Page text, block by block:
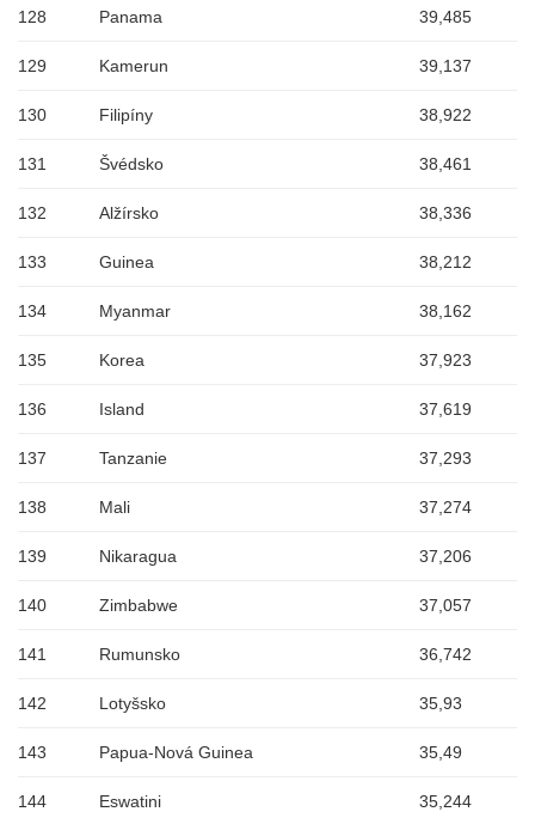
128 Panama 39,485
129 Kamerun 39,137
130 Filipíny 38,922
131 Švédsko 38,461
132 Alžírsko 38,336
133 Guinea 38,212
134 Myanmar 38,162
135 Korea 37,923
136 Island 37,619
137 Tanzanie 37,293
138 Mali 37,274
139 Nikaragua 37,206
140 Zimbabwe 37,057
141 Rumunsko 36,742
142 Lotyšsko 35,93
143 Papua-Nová Guinea 35,49
144 Eswatini 35,244